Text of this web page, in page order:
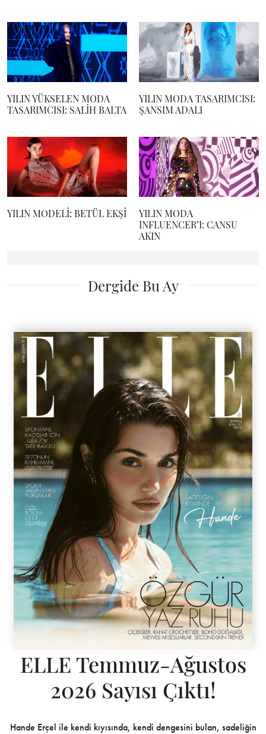
YILIN YÜKSELEN MODA
TASARIMCISI: SALİH BALTA
YILIN MODA TASARIMCISI:
ŞANSIM ADALI
YILIN MODELİ: BETÜL EKŞİ
YILIN MODA
INFLUENCER’I: CANSU
AKIN
Dergide Bu Ay
ELLE Temmuz-Ağustos
2026 Sayısı Çıktı!
Hande Erçel ile kendi kıyısında, kendi dengesini bulan, sadeliğin